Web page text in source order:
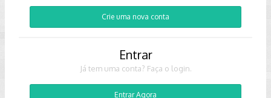
Crie uma nova conta
Entrar
Já tem uma conta? Faça o login.
Entrar Agora